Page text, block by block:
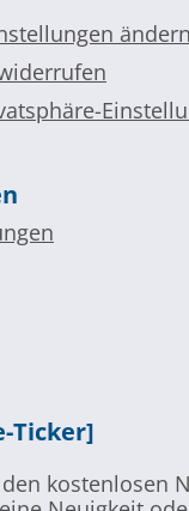
ändern
Ticker]
kostenlosen